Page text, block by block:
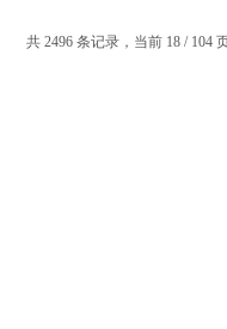
共 2496 条记录，当前 18 / 104